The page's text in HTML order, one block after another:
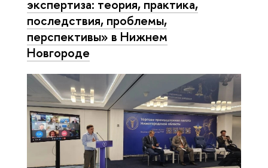
экспертиза: теория, практика,
последствия, проблемы,
перспективы» в Нижнем
Новгороде